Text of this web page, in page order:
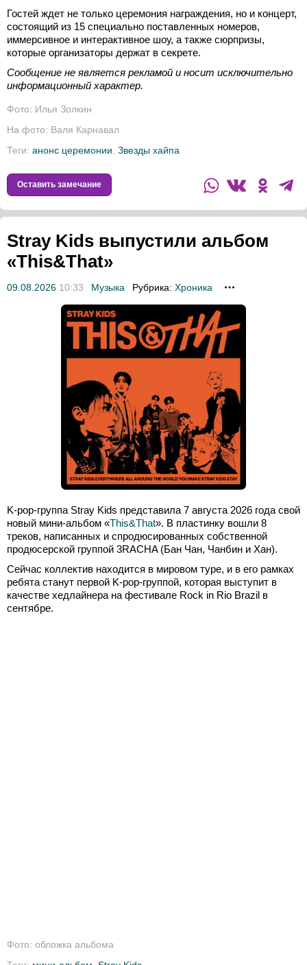
Гостей ждет не только церемония награждения, но и концерт,
состоящий из 15 специально поставленных номеров,
иммерсивное и интерактивное шоу, а также сюрпризы,
которые организаторы держат в секрете.
Сообщение не является рекламой и носит исключительно
информационный характер.
Фото: Илья Золкин
На фото: Валя Карнавал
Теги: анонс церемонии Звезды хайпа
Оставить замечание
Stray Kids выпустили альбом
«This&That»
09.08.2026 10:33 Музыка Рубрика: Хроника
K-pop-группа Stray Kids представила 7 августа 2026 года свой
новый мини-альбом «This&That». В пластинку вошли 8
треков, написанных и спродюсированных собственной
продюсерской группой 3RACHA (Бан Чан, Чанбин и Хан).
Сейчас коллектив находится в мировом туре, и в его рамках
ребята станут первой K-pop-группой, которая выступит в
качестве хедлайнера на фестивале Rock in Rio Brazil в
сентябре.
Фото: обложка альбома